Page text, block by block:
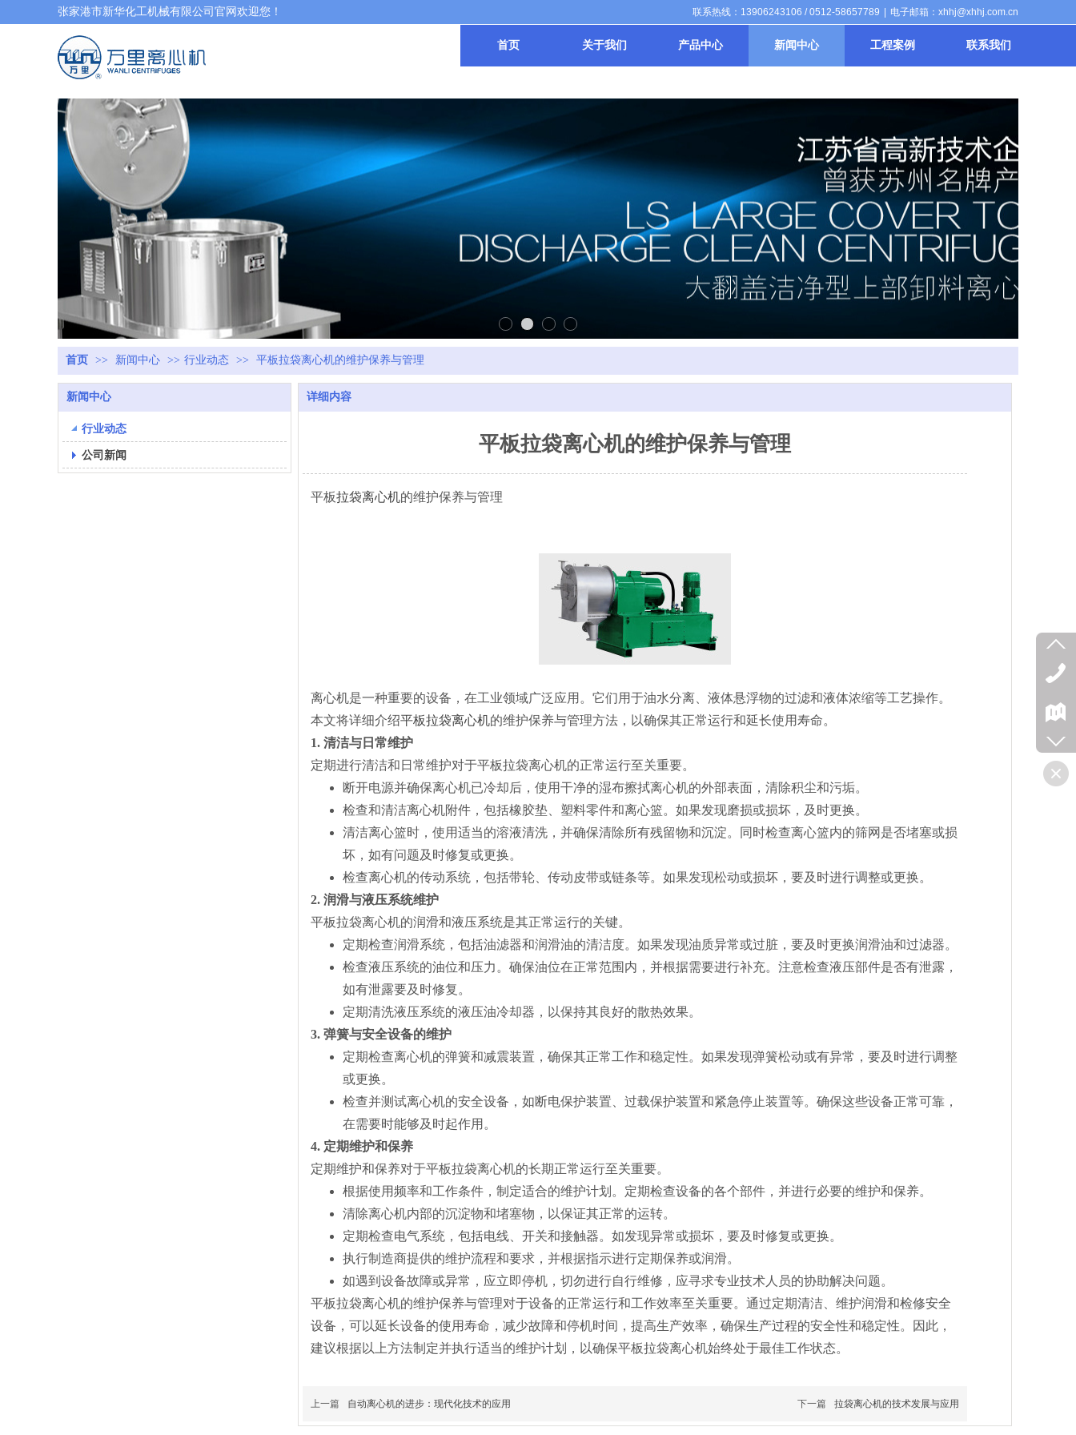
张家港市新华化工机械有限公司官网欢迎您！
首页 关于我们 产品中心 新闻中心 工程案例 联系我们
联系热线：13906243106 / 0512-58657789 电子邮箱：xhhj@xhhj.com.cn
首页 >> 新闻中心 >> 行业动态 >> 平板拉袋离心机的维护保养与管理
新闻中心
行业动态
公司新闻
详细内容
平板拉袋离心机的维护保养与管理
平板拉袋离心机的维护保养与管理
离心机是一种重要的设备，在工业领域广泛应用。它们用于油水分离、液体悬浮物的过滤和液体浓缩等工艺操作。
本文将详细介绍平板拉袋离心机的维护保养与管理方法，以确保其正常运行和延长使用寿命。
1. 清洁与日常维护
定期进行清洁和日常维护对于平板拉袋离心机的正常运行至关重要。
断开电源并确保离心机已冷却后，使用干净的湿布擦拭离心机的外部表面，清除积尘和污垢。
检查和清洁离心机附件，包括橡胶垫、塑料零件和离心篮。如果发现磨损或损坏，及时更换。
清洁离心篮时，使用适当的溶液清洗，并确保清除所有残留物和沉淀。同时检查离心篮内的筛网是否堵塞或损
坏，如有问题及时修复或更换。
检查离心机的传动系统，包括带轮、传动皮带或链条等。如果发现松动或损坏，要及时进行调整或更换。
2. 润滑与液压系统维护
平板拉袋离心机的润滑和液压系统是其正常运行的关键。
定期检查润滑系统，包括油滤器和润滑油的清洁度。如果发现油质异常或过脏，要及时更换润滑油和过滤器。
检查液压系统的油位和压力。确保油位在正常范围内，并根据需要进行补充。注意检查液压部件是否有泄露，
如有泄露要及时修复。
定期清洗液压系统的液压油冷却器，以保持其良好的散热效果。
3. 弹簧与安全设备的维护
定期检查离心机的弹簧和减震装置，确保其正常工作和稳定性。如果发现弹簧松动或有异常，要及时进行调整
或更换。
检查并测试离心机的安全设备，如断电保护装置、过载保护装置和紧急停止装置等。确保这些设备正常可靠，
在需要时能够及时起作用。
4. 定期维护和保养
定期维护和保养对于平板拉袋离心机的长期正常运行至关重要。
根据使用频率和工作条件，制定适合的维护计划。定期检查设备的各个部件，并进行必要的维护和保养。
清除离心机内部的沉淀物和堵塞物，以保证其正常的运转。
定期检查电气系统，包括电线、开关和接触器。如发现异常或损坏，要及时修复或更换。
执行制造商提供的维护流程和要求，并根据指示进行定期保养或润滑。
如遇到设备故障或异常，应立即停机，切勿进行自行维修，应寻求专业技术人员的协助解决问题。
平板拉袋离心机的维护保养与管理对于设备的正常运行和工作效率至关重要。通过定期清洁、维护润滑和检修安全
设备，可以延长设备的使用寿命，减少故障和停机时间，提高生产效率，确保生产过程的安全性和稳定性。因此，
建议根据以上方法制定并执行适当的维护计划，以确保平板拉袋离心机始终处于最佳工作状态。
上一篇 自动离心机的进步：现代化技术的应用 下一篇 拉袋离心机的技术发展与应用